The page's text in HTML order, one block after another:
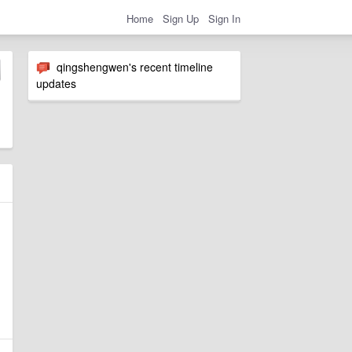
Home Sign Up Sign In
qingshengwen's recent timeline
updates